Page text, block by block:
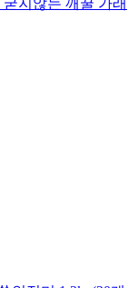
지않는 깨꿀 가래